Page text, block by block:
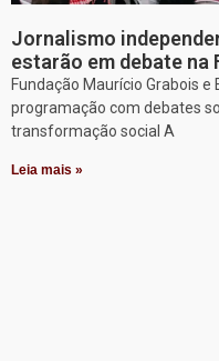
Jornalismo
estarão em debate na
Fundação Maurício Grabois
programação com debates
transformação social A
Leia mais »